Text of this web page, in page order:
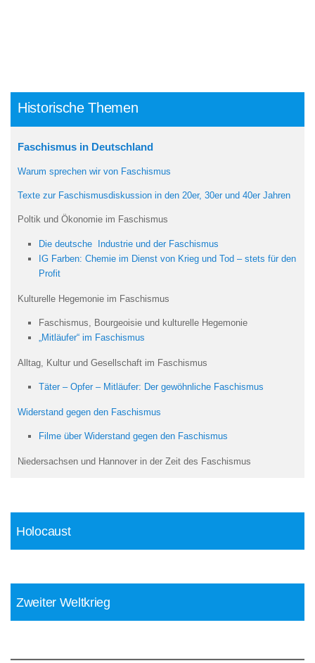
Historische Themen
Faschismus in Deutschland
Warum sprechen wir von Faschismus
Texte zur Faschismusdiskussion in den 20er, 30er und 40er Jahren
Poltik und Ökonomie im Faschismus
Die deutsche Industrie und der Faschismus
IG Farben: Chemie im Dienst von Krieg und Tod – stets für den
Profit
Kulturelle Hegemonie im Faschismus
Faschismus, Bourgeoisie und kulturelle Hegemonie
„Mitläufer“ im Faschismus
Alltag, Kultur und Gesellschaft im Faschismus
Täter – Opfer – Mitläufer: Der gewöhnliche Faschismus
Widerstand gegen den Faschismus
Filme über Widerstand gegen den Faschismus
Niedersachsen und Hannover in der Zeit des Faschismus
Holocaust
Zweiter Weltkrieg